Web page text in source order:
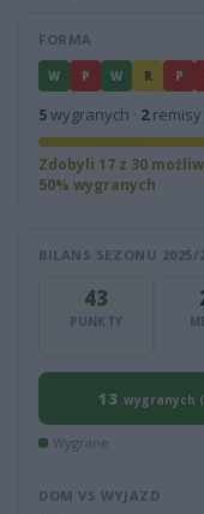
FORMA
W P W R P
5wygranych · 2remisy
Zdobyli 17 z 30
50% wygranych
BILANS SEZONU 2025/
43
PUNKTY
13 wygranych
Wygrane
DOM VS WYJAZD